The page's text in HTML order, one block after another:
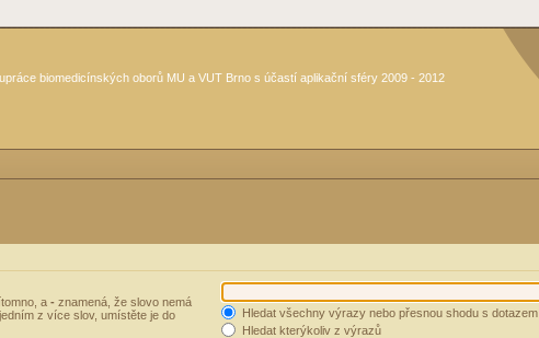
biomedicínských oborů MU a VUT Brno s účastí aplikační sféry 2009 - 2012
a - znamená, že slovo nemá
z více slov, umístěte je do
Hledat všechny výrazy nebo přesnou shodu s dotazem
Hledat kterýkoliv z výrazů